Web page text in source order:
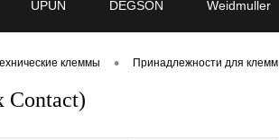
UPUN DEGSON Weidmuller
клеммы • Принадлежности для клемм
Contact)